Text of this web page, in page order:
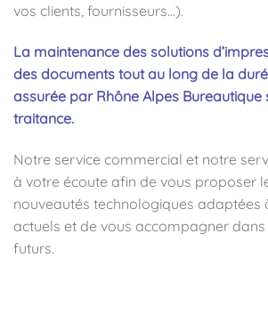
vos clients, fournisseurs…).
La maintenance des solutions
des documents tout au long de la
assurée par Rhône Alpes Bureautique
traitance.
Notre service commercial et notre
à votre écoute afin de vous proposer
nouveautés technologiques adaptées
actuels et de vous accompagner dans
futurs.